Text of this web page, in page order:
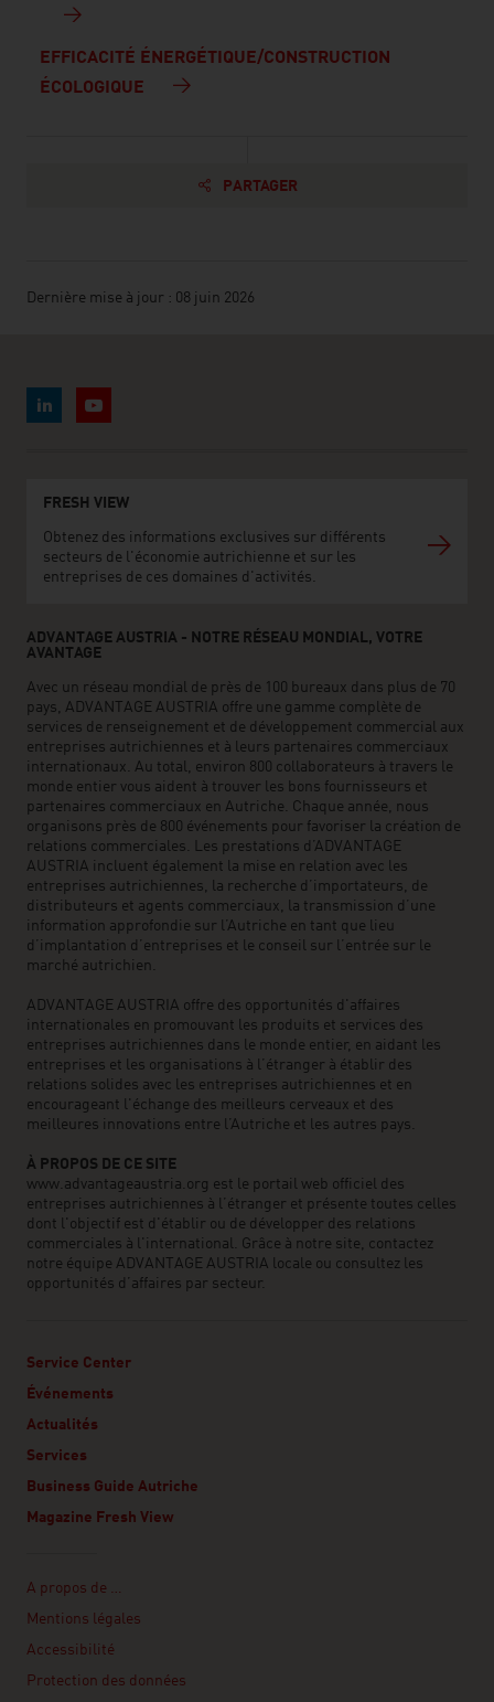
EFFICACITÉ ÉNERGÉTIQUE/CONSTRUCTION
ÉCOLOGIQUE
PARTAGER
Dernière mise à jour : 08 juin 2026
FRESH VIEW
Obtenez des informations exclusives sur différents
secteurs de l'économie autrichienne et sur les
entreprises de ces domaines d'activités.
ADVANTAGE AUSTRIA - NOTRE RÉSEAU MONDIAL, VOTRE
AVANTAGE
Avec un réseau mondial de près de 100 bureaux dans plus de 70
pays, ADVANTAGE AUSTRIA offre une gamme complète de
services de renseignement et de développement commercial aux
entreprises autrichiennes et à leurs partenaires commerciaux
internationaux. Au total, environ 800 collaborateurs à travers le
monde entier vous aident à trouver les bons fournisseurs et
partenaires commerciaux en Autriche. Chaque année, nous
organisons près de 800 événements pour favoriser la création de
relations commerciales. Les prestations d’ADVANTAGE
AUSTRIA incluent également la mise en relation avec les
entreprises autrichiennes, la recherche d’importateurs, de
distributeurs et agents commerciaux, la transmission d’une
information approfondie sur l’Autriche en tant que lieu
d’implantation d’entreprises et le conseil sur l’entrée sur le
marché autrichien.
ADVANTAGE AUSTRIA offre des opportunités d'affaires
internationales en promouvant les produits et services des
entreprises autrichiennes dans le monde entier, en aidant les
entreprises et les organisations à l’étranger à établir des
relations solides avec les entreprises autrichiennes et en
encourageant l'échange des meilleurs cerveaux et des
meilleures innovations entre l’Autriche et les autres pays.
À PROPOS DE CE SITE
www.advantageaustria.org est le portail web officiel des
entreprises autrichiennes à l’étranger et présente toutes celles
dont l'objectif est d'établir ou de développer des relations
commerciales à l'international. Grâce à notre site, contactez
notre équipe ADVANTAGE AUSTRIA locale ou consultez les
opportunités d’affaires par secteur.
Service Center
Événements
Actualités
Services
Business Guide Autriche
Magazine Fresh View
A propos de …
Mentions légales
Accessibilité
Protection des données